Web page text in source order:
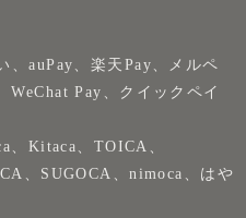
、auPay、楽天Pay、メルペ
WeChat Pay、クイックペイ
、Kitaca、TOICA、
、SUGOCA、nimoca、はや